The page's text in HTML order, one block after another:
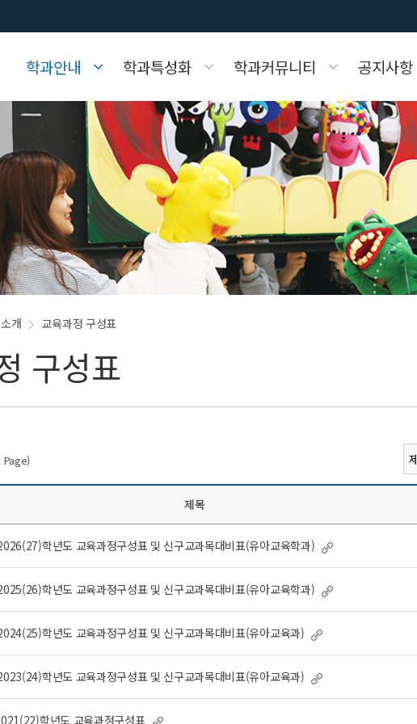
학과안내
교수소개
실습실소개
학과특성화
인성중심 교육과정
교육과정 학사학위 전공심화과정
학과커뮤니티
홍보갤러리
공지사항
자료실
교육실습 Q&A
개 교육과정 구성표
구성표
Page)
제목
학년도 교육과정구성표 및 신구교과목대비표(유아교육학과)
학년도 교육과정구성표 및 신구교과목대비표(유아교육학과)
학년도 교육과정구성표 및 신구교과목대비표(유아교육과)
학년도 교육과정구성표 및 신구교과목대비표(유아교육과)
학년도 교육과정구성표